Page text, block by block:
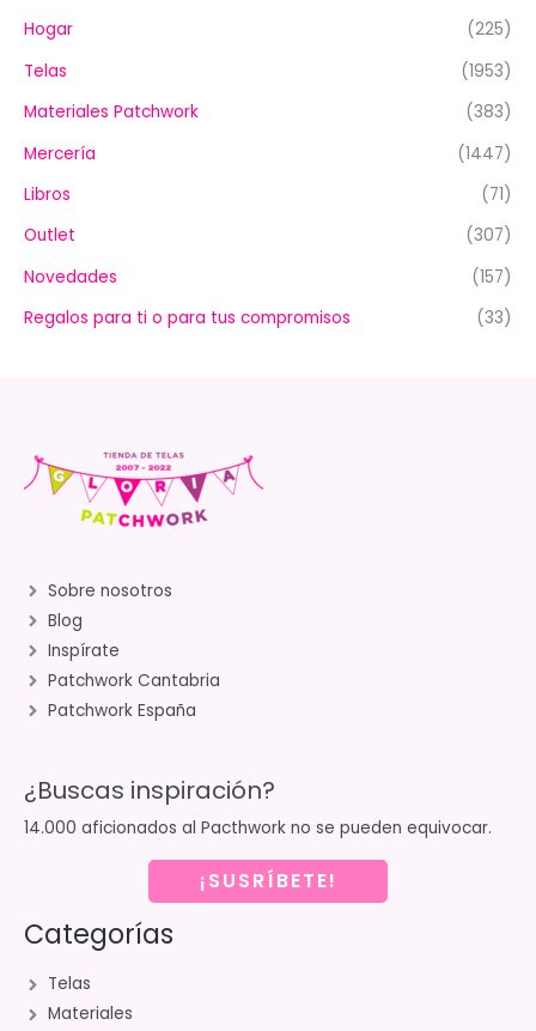
Hogar
(225)
Telas
(1953)
Materiales Patchwork
(383)
Mercería
(1447)
Libros
(71)
Outlet
(307)
Novedades
(157)
Regalos para ti o para tus compromisos
(33)
Sobre nosotros
Blog
Inspírate
Patchwork Cantabria
Patchwork España
¿Buscas inspiración?
14.000 aficionados al Pacthwork no se pueden equivocar.
¡SUSRÍBETE!
Categorías
Telas
Materiales